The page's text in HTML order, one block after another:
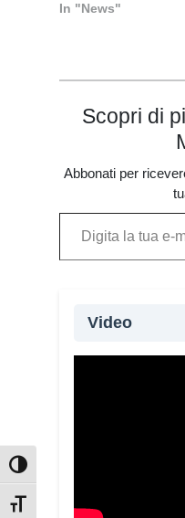
Attiva/disattiva alto contrasto
Attiva/disattiva dimensione
In "News"
Scopri di
Abbonati per
Digita la tua e-
Video